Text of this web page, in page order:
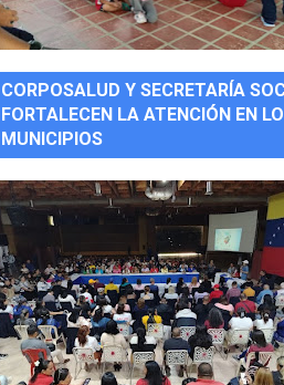
CORPOSALUD Y SECRETARÍA
FORTALECEN LA ATENCIÓN EN
MUNICIPIOS